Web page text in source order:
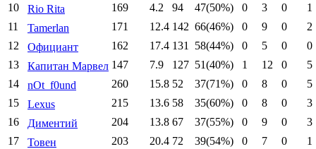
10
Rio Rita 169 4.2 94 47(50%) 0 3 0
1
11
Tamerlan 171 12.4 142 66(46%) 0 9 0
2
12
Официант 162 17.4 131 58(44%) 0 5 0
0
13
Капитан Марвел 147 7.9 127 51(40%) 1 12 0
5
14
nOt_f0und 260 15.8 52 37(71%) 0 8 0
5
15
Lexus 215 13.6 58 35(60%) 0 8 0
3
16
Диментий 204 13.8 67 37(55%) 0 9 0
3
17
Товен 203 20.4 72 39(54%) 0 7 0
1